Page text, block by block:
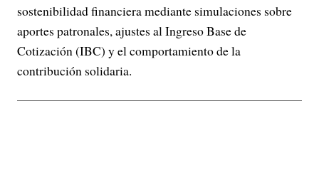
sostenibilidad financiera mediante simulaciones sobre
aportes patronales, ajustes al Ingreso Base de
Cotización (IBC) y el comportamiento de la
contribución solidaria.